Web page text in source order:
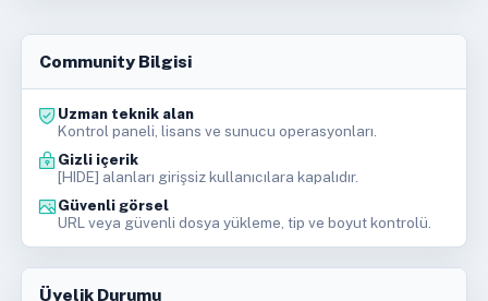
Community Bilgisi
Uzman teknik alan
Kontrol paneli, lisans ve sunucu operasyonları.
Gizli içerik
[HIDE] alanları girişsiz kullanıcılara kapalıdır.
Güvenli görsel
URL veya güvenli dosya yükleme, tip ve boyut kontrolü.
Üyelik Durumu